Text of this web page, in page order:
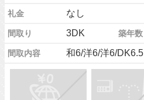
礼金 なし
間取り 3DK 築年数
間取内容 和6/洋6/洋6/DK6.5